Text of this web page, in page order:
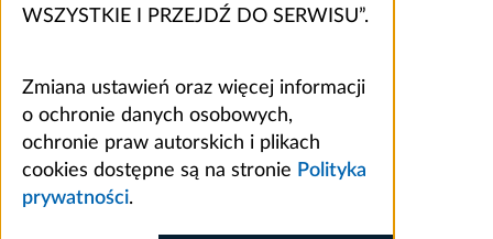
WSZYSTKIE I PRZEJDŹ DO SERWISU”.
Zmiana ustawień oraz więcej informacji
o ochronie danych osobowych,
ochronie praw autorskich i plikach
cookies dostępne są na stronie Polityka
prywatności.